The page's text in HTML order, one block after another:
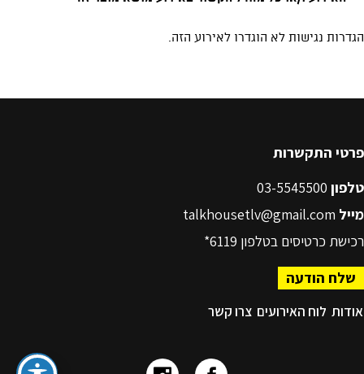
פרטי התקשרות
טלפון
מייל talkhousetlv@gmail.com
רכישת כרטיסים בטלפון 6119*
שלח הודעה
אודות לוח האירועים צרו קשר